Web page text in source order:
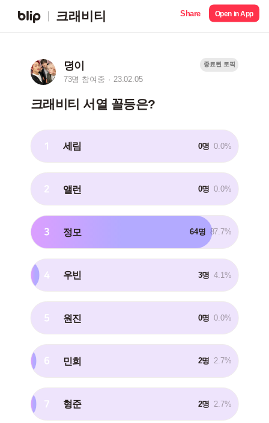
크래비티 Share Open in App
뎡이
73명 참여중 23.02.05
종료된 토픽
크래비티 서열 꼴등은?
1 세림 0명 0.0%
2 앨런 0명 0.0%
3 정모 64명 87.7%
4 우빈 3명 4.1%
5 원진 0명 0.0%
6 민희 2명 2.7%
7 형준 2명 2.7%